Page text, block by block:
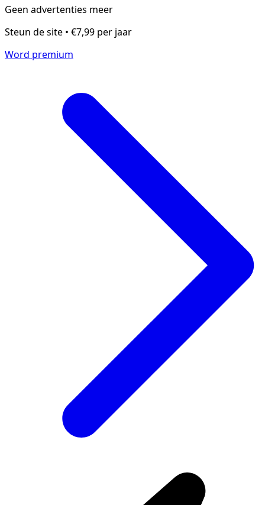
Geen advertenties meer
Steun de site • €7,99 per jaar
Word premium